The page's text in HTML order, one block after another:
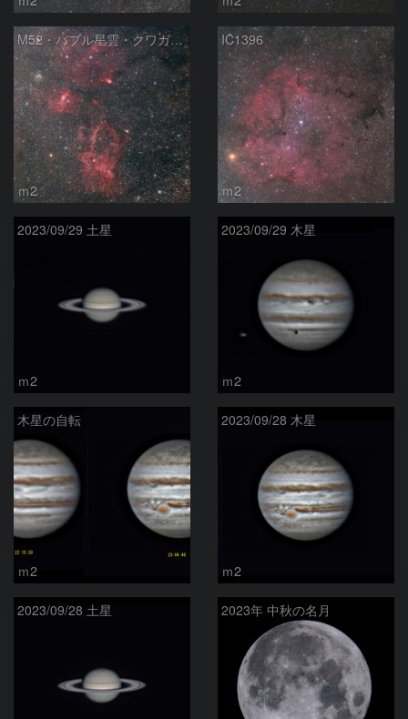
M52・バブル星雲・クワガタ星雲
ｍ2
IC1396
ｍ2
2023/09/29 土星
ｍ2
2023/09/29 木星
ｍ2
木星の自転
ｍ2
2023/09/28 木星
ｍ2
2023/09/28 土星 2023年 中秋の名月